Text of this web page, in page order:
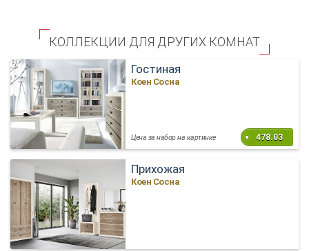
КОЛЛЕКЦИИ ДЛЯ ДРУГИХ КОМНАТ
Гостиная
Коен Сосна
Цена за набор на картинке 478.03
Прихожая
Коен Сосна